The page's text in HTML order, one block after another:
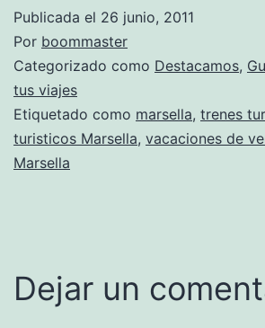
Publicada el 26 junio, 2011
Por boommaster
Categorizado como Destacamos,
tus viajes
Etiquetado como marsella, trenes
turisticos Marsella, vacaciones de
Marsella
Dejar un